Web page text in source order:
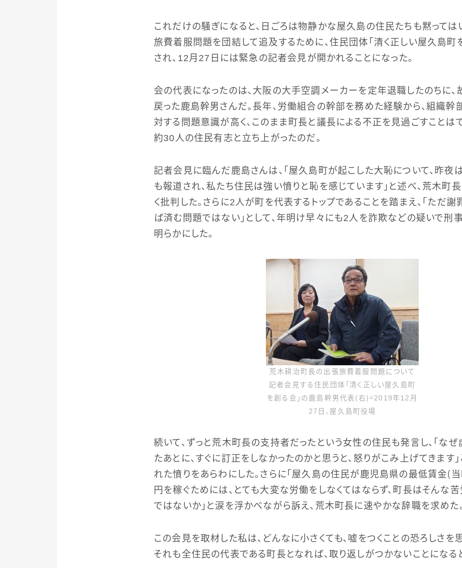
これだけの騒ぎになると、日ごろは物静かな屋久島の住民たちも黙っては
旅費着服問題を団結して追及するために、住民団体「清く正しい屋久島町
され、12月27日には緊急の記者会見が開かれることになった。
会の代表になったのは、大阪の大手空調メーカーを定年退職したのちに、
戻った鹿島幹男さんだ。長年、労働組合の幹部を務めた経験から、組織幹
対する問題意識が高く、このまま町長と議長による不正を見過ごすことはで
約30人の住民有志と立ち上がったのだ。
記者会見に臨んだ鹿島さんは、「屋久島町が起こした大恥について、昨夜
も報道され、私たち住民は強い憤りと恥を感じています」と述べ、荒木町
く批判した。さらに2人が町を代表するトップであることを踏まえ、「ただ
ば済む問題ではない」として、年明け早々にも2人を詐欺などの疑いで刑
明らかにした。
荒木耕治町長の出張旅費着服問題について
記者会見する住民団体「清く正しい屋久島町
を創る会」の鹿島幹男代表（右）＝2019年12月
27日、屋久島町役場
続いて、ずっと荒木町長の支持者だったという女性の住民も発言し、「な
たあとに、すぐに訂正をしなかったのかと思うと、怒りがこみ上げてきます
れた憤りをあらわにした。さらに「屋久島の住民が鹿児島県の最低賃金（
円を稼ぐためには、とても大変な労働をしなくてはならず、町長はそんな
ではないか」と涙を浮かべながら訴え、荒木町長に速やかな辞職を求めた
この会見を取材した私は、どんなに小さくても、嘘をつくことの恐ろしさを
それも全住民の代表である町長となれば、取り返しがつかないことになる